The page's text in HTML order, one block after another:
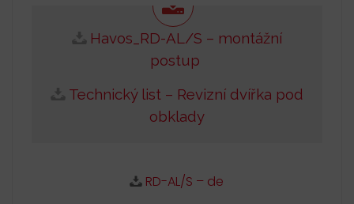
Havos_RD-AL/S – montážní
postup
Technický list – Revizní dvířka pod
obklady
RD-AL/S – de